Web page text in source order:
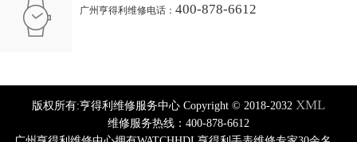
广州亨得利维修电话： 400-878-6612
版权所有:亨得利维修服务中心 Copyright © 2018-2032 XML
维修服务热线：400-878-6612